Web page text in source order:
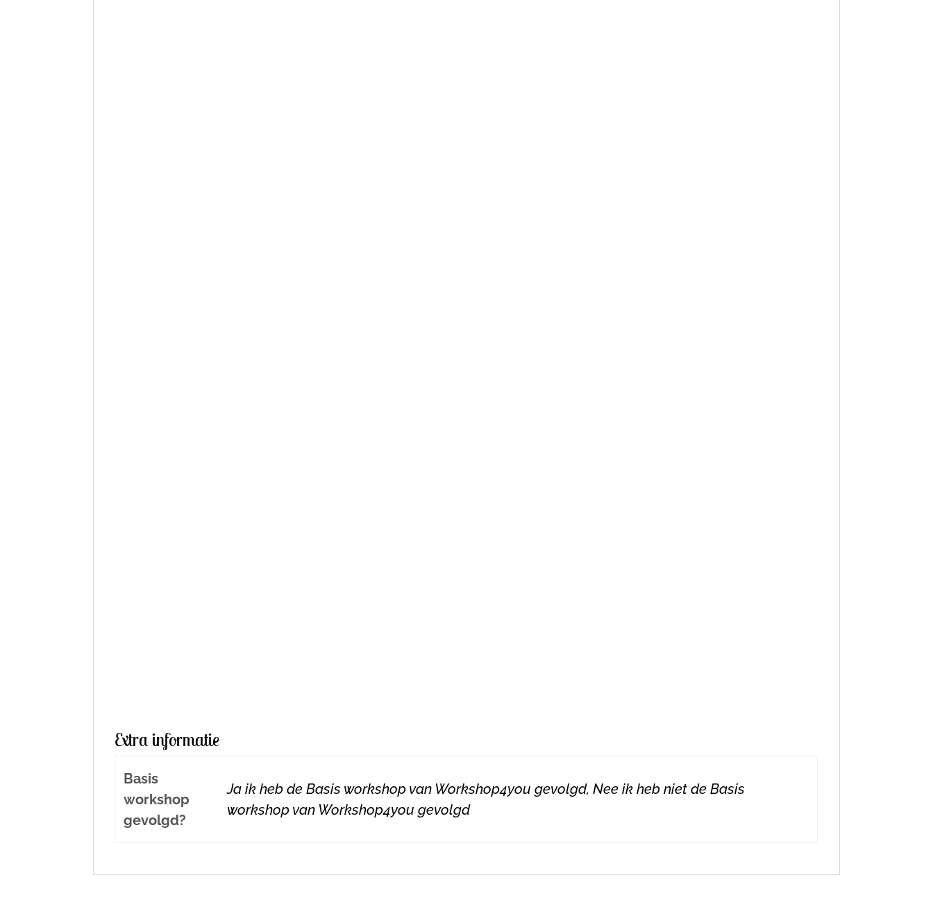
Extra informatie
Basis
workshop
gevolgd?
Ja ik heb de Basis workshop van Workshop4you gevolgd, Nee ik heb niet de Basis
workshop van Workshop4you gevolgd